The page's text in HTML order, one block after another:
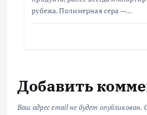
рубежа. Полимерная сера —…
Добавить
Ваш адрес email не будет опубликован.